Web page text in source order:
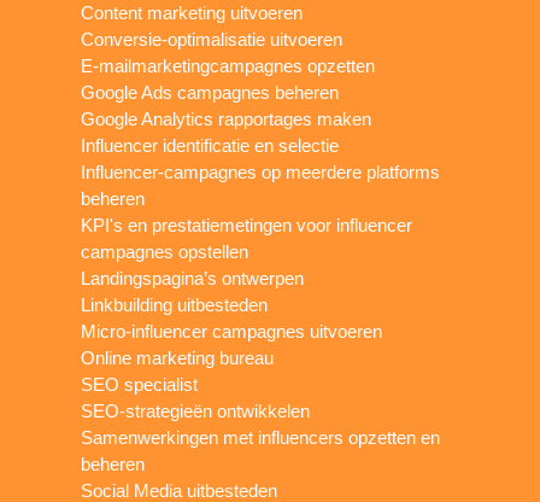
Content marketing uitvoeren
Conversie-optimalisatie uitvoeren
E-mailmarketingcampagnes opzetten
Google Ads campagnes beheren
Google Analytics rapportages maken
Influencer identificatie en selectie
Influencer-campagnes op meerdere platforms
beheren
KPI's en prestatiemetingen voor influencer
campagnes opstellen
Landingspagina’s ontwerpen
Linkbuilding uitbesteden
Micro-influencer campagnes uitvoeren
Online marketing bureau
SEO specialist
SEO-strategieën ontwikkelen
Samenwerkingen met influencers opzetten en
beheren
Social Media uitbesteden